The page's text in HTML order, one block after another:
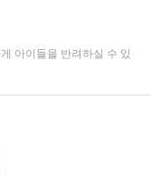
아이들을 반려하실 수 있